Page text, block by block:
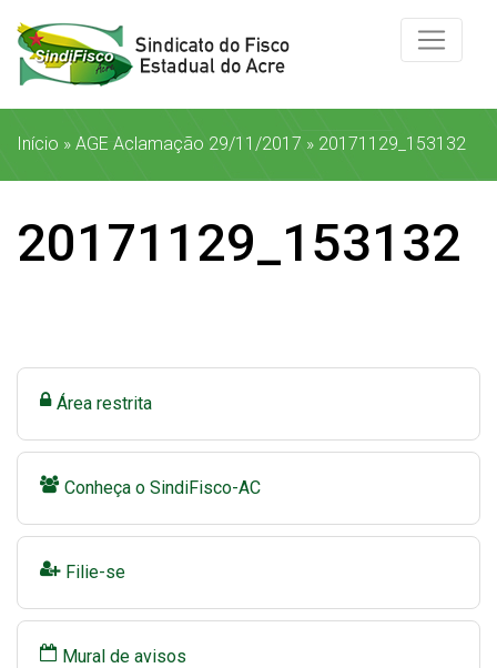
Início » AGE Aclamação 29/11/2017 » 20171129_153132
20171129_153132
Área restrita
Conheça o SindiFisco-AC
Filie-se
Mural de avisos